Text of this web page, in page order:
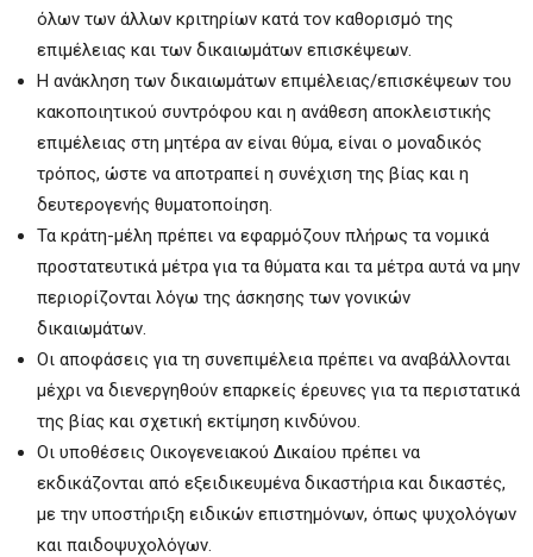
όλων των άλλων κριτηρίων κατά τον καθορισμό της
επιμέλειας και των δικαιωμάτων επισκέψεων.
Η ανάκληση των δικαιωμάτων επιμέλειας/επισκέψεων του
κακοποιητικού συντρόφου και η ανάθεση αποκλειστικής
επιμέλειας στη μητέρα αν είναι θύμα, είναι ο μοναδικός
τρόπος, ώστε να αποτραπεί η συνέχιση της βίας και η
δευτερογενής θυματοποίηση.
Τα κράτη-μέλη πρέπει να εφαρμόζουν πλήρως τα νομικά
προστατευτικά μέτρα για τα θύματα και τα μέτρα αυτά να μην
περιορίζονται λόγω της άσκησης των γονικών
δικαιωμάτων.
Οι αποφάσεις για τη συνεπιμέλεια πρέπει να αναβάλλονται
μέχρι να διενεργηθούν επαρκείς έρευνες για τα περιστατικά
της βίας και σχετική εκτίμηση κινδύνου.
Οι υποθέσεις Οικογενειακού Δικαίου πρέπει να
εκδικάζονται από εξειδικευμένα δικαστήρια και δικαστές,
με την υποστήριξη ειδικών επιστημόνων, όπως ψυχολόγων
και παιδοψυχολόγων.